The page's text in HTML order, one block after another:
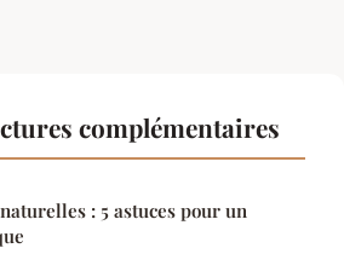
complémentaires
: 5 astuces pour un